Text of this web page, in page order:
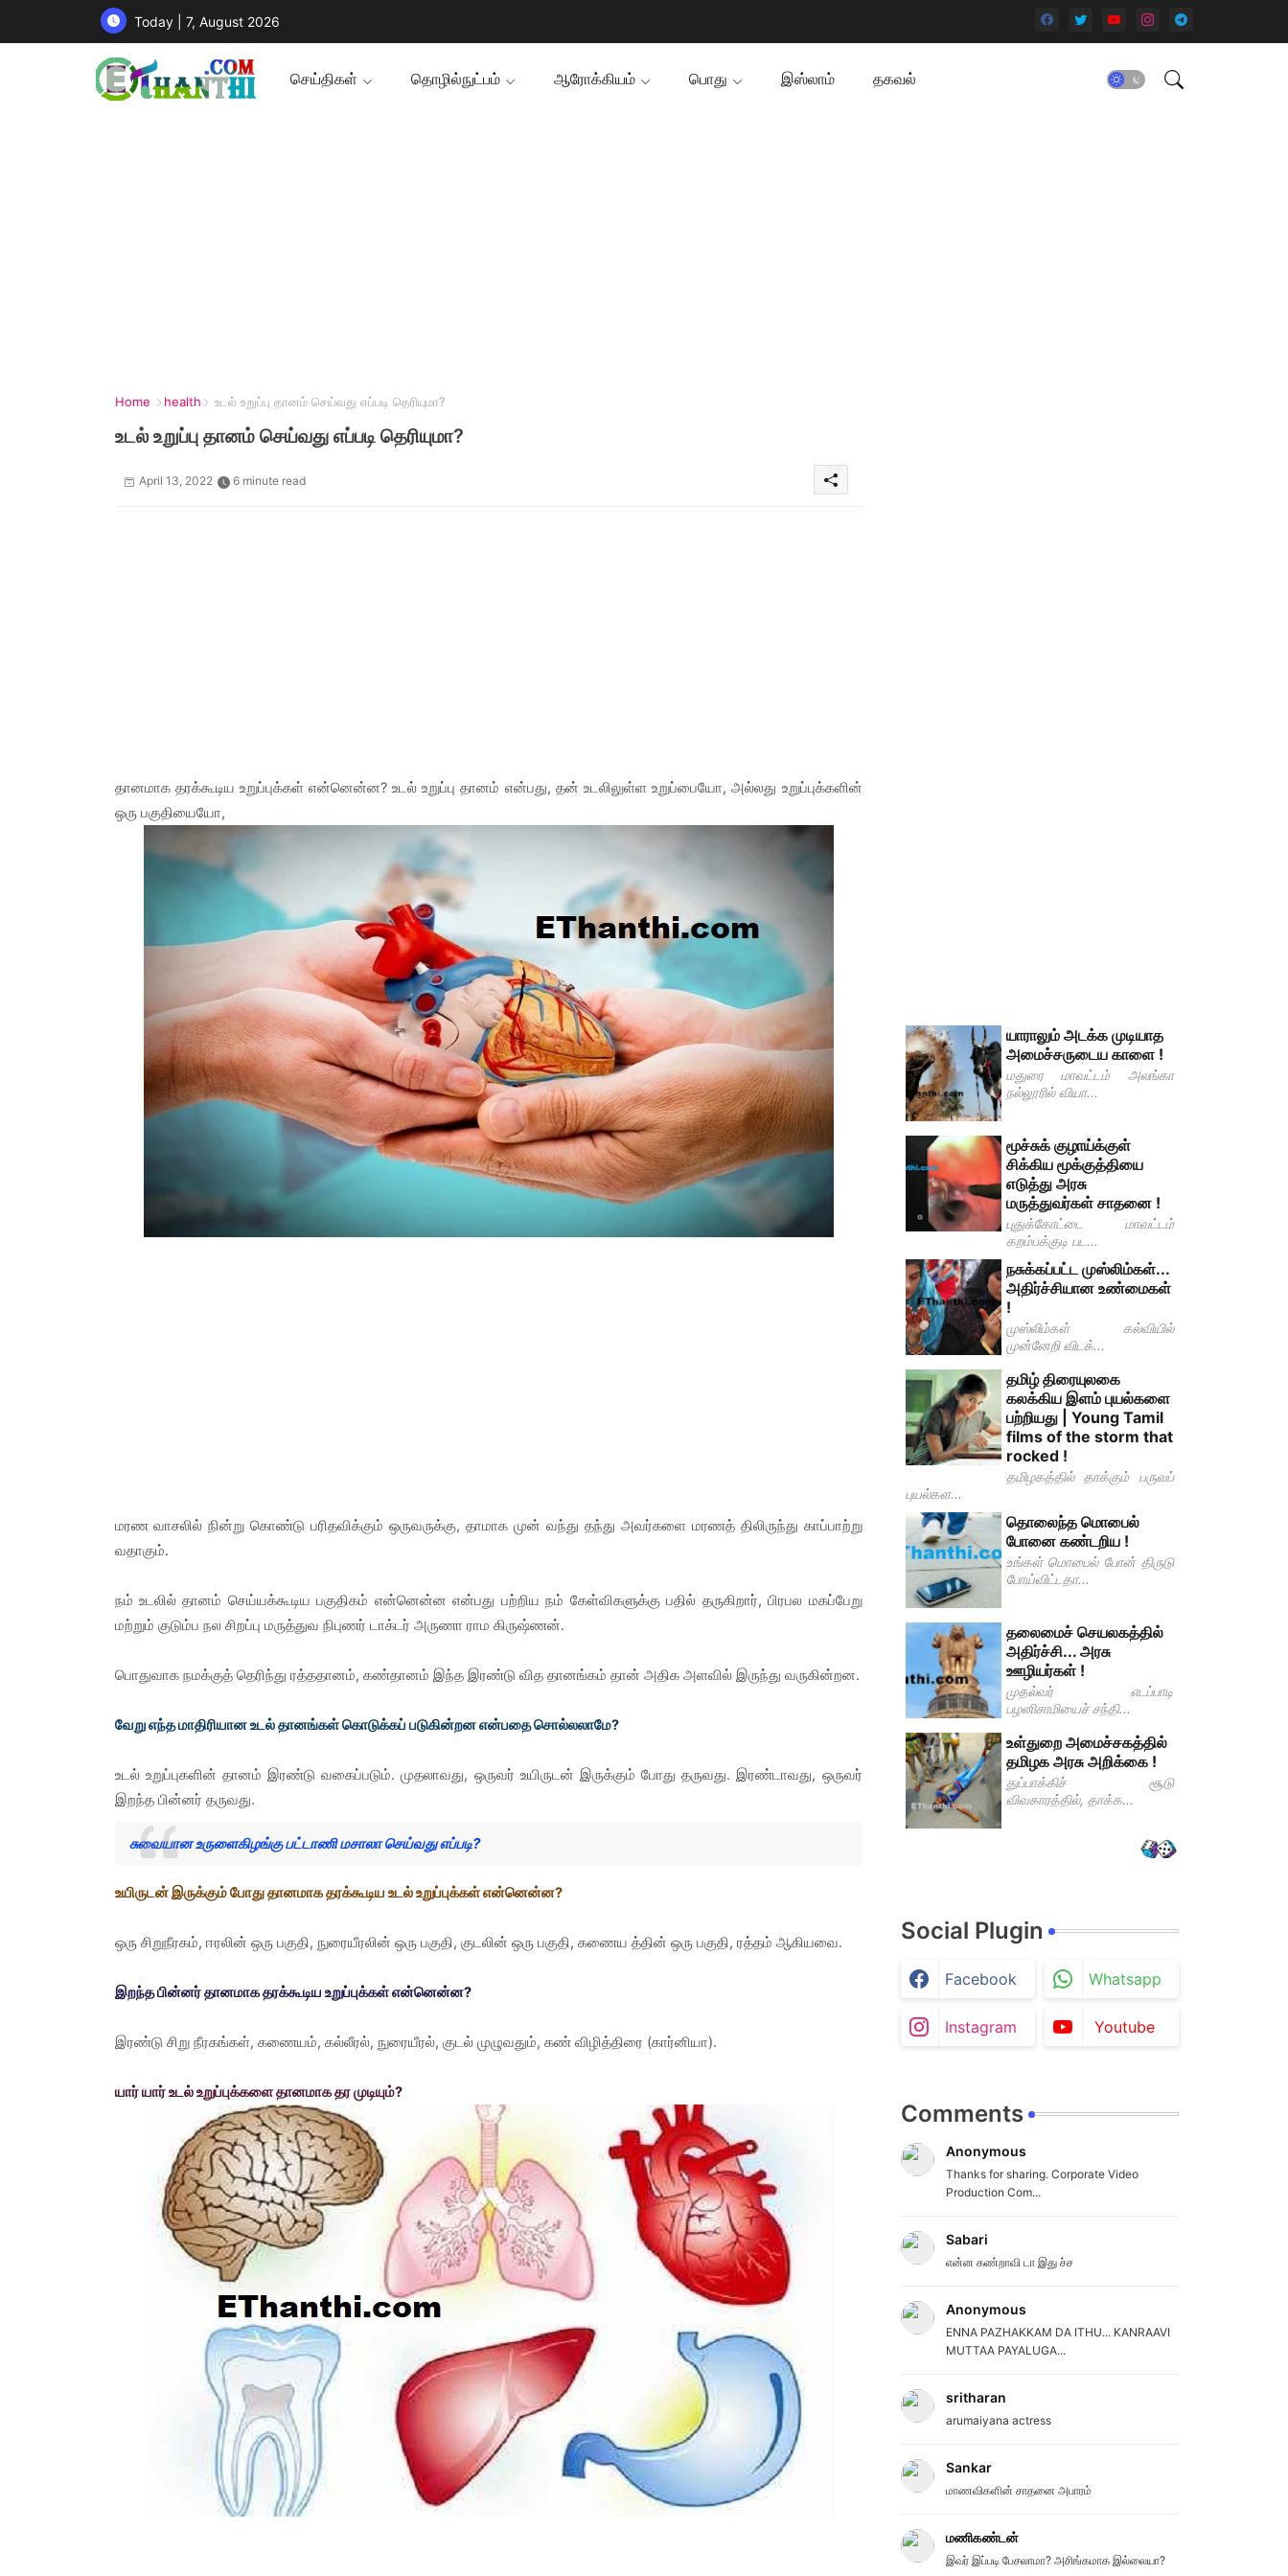
Today | 7, August 2026
செய்திகள் தொழில்நுட்பம் ஆரோக்கியம் பொது இஸ்லாம் தகவல்
Home health உடல் உறுப்பு தானம் செய்வது எப்படி தெரியுமா?
உடல் உறுப்பு தானம் செய்வது எப்படி தெரியுமா?
April 13, 2022 6 minute read
தானமாக தரக்கூடிய உறுப்புக்கள் என்னென்ன? உடல் உறுப்பு தானம் என்பது, தன் உடலிலுள்ள உறுப்பையோ, அல்லது உறுப்புக்களின்
ஒரு பகுதியையோ,
மரண வாசலில் நின்று கொண்டு பரிதவிக்கும் ஒருவருக்கு, தாமாக முன் வந்து தந்து அவர்களை மரணத் திலிருந்து காப்பாற்று
வதாகும்.
நம் உடலில் தானம் செய்யக்கூடிய பகுதிகம் என்னென்ன என்பது பற்றிய நம் கேள்விகளுக்கு பதில் தருகிறார், பிரபல மகப்பேறு
மற்றும் குடும்ப நல சிறப்பு மருத்துவ நிபுணர் டாக்டர் அருணா ராம கிருஷ்ணன்.
பொதுவாக நமக்குத் தெரிந்து ரத்ததானம், கண்தானம் இந்த இரண்டு வித தானங்கம் தான் அதிக அளவில் இருந்து வருகின்றன.
வேறு எந்த மாதிரியான உடல் தானங்கள் கொடுக்கப் படுகின்றன என்பதை சொல்லலாமே?
உடல் உறுப்புகளின் தானம் இரண்டு வகைப்படும். முதலாவது, ஒருவர் உயிருடன் இருக்கும் போது தருவது. இரண்டாவது, ஒருவர்
இறந்த பின்னர் தருவது.
சுவையான உருளைகிழங்கு பட்டாணி மசாலா செய்வது எப்படி?
உயிருடன் இருக்கும் போது தானமாக தரக்கூடிய உடல் உறுப்புக்கள் என்னென்ன?
ஒரு சிறுநீரகம், ஈரலின் ஒரு பகுதி, நுரையீரலின் ஒரு பகுதி, குடலின் ஒரு பகுதி, கணைய த்தின் ஒரு பகுதி, ரத்தம் ஆகியவை.
இறந்த பின்னர் தானமாக தரக்கூடிய உறுப்புக்கள் என்னென்ன?
இரண்டு சிறு நீரகங்கள், கணையம், கல்லீரல், நுரையீரல், குடல் முழுவதும், கண் விழித்திரை (கார்னியா).
யார் யார் உடல் உறுப்புக்களை தானமாக தர முடியும்?
யாராலும் அடக்க முடியாத
அமைச்சருடைய காளை !
மதுரை மாவட்டம் அலங்கா
நல்லூரில் வியா...
மூச்சுக் குழாய்க்குள்
சிக்கிய மூக்குத்தியை
எடுத்து அரசு
மருத்துவர்கள் சாதனை !
புதுக்கோட்டை மாவட்டம்
கறம்பக்குடி பட...
நசுக்கப்பட்ட முஸ்லிம்கள்...
அதிர்ச்சியான உண்மைகள்
!
முஸ்லிம்கள் கல்வியில்
முன்னேறி விடக்...
தமிழ் திரையுலகை
கலக்கிய இளம் புயல்களை
பற்றியது | Young Tamil
films of the storm that
rocked !
தமிழகத்தில் தாக்கும் பருவப்
புயல்கள...
தொலைந்த மொபைல்
போனை கண்டறிய !
உங்கள் மொபைல் போன் திருடு
போய்விட்டதா...
தலைமைச் செயலகத்தில்
அதிர்ச்சி... அரசு
ஊழியர்கள் !
முதல்வர் எடப்பாடி
பழனிசாமியைச் சந்தி...
உள்துறை அமைச்சகத்தில்
தமிழக அரசு அறிக்கை !
துப்பாக்கிச் சூடு
விவகாரத்தில், தாக்க...
Social Plugin
Facebook Whatsapp
Instagram Youtube
Comments
Anonymous
Thanks for sharing. Corporate Video
Production Com...
Sabari
என்ன கண்றாவி டா இது ச்ச
Anonymous
ENNA PAZHAKKAM DA ITHU... KANRAAVI
MUTTAA PAYALUGA...
sritharan
arumaiyana actress
Sankar
மாணவிகளின் சாதனை அபாரம்
மணிகண்டன்
இவர் இப்படி பேசலாமா? அசிங்கமாக இல்லையா?